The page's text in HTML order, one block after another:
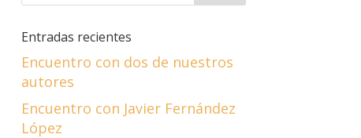
Entradas recientes
Encuentro con dos de nuestros
autores
Encuentro con Javier Fernández
López